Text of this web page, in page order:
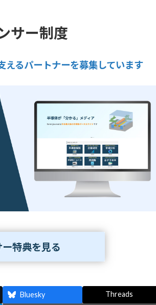
サー制度
るパートナーを募集しています
特典を見る
Bluesky Threads